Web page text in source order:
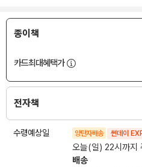
종이책
카드최대혜택가
전자책
수령예상일 양탄자배송 썬데이
오늘(일) 22시까지
배송